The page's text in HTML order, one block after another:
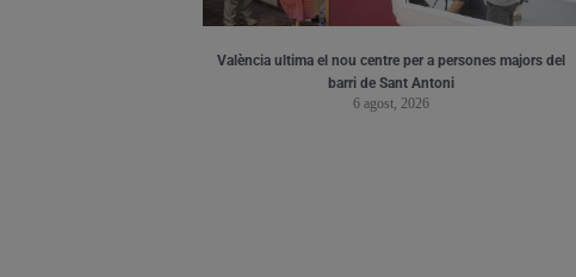
València ultima el nou centre per a persones majors del
barri de Sant Antoni
6 agost, 2026